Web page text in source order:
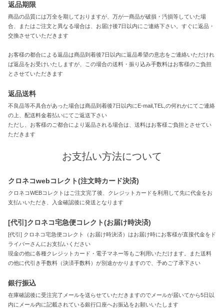
返品期限
商品の品質には万全を期しておりますが、万が一商品が破損・汚損等していた場
合、またはご注文と異なる場合は、お届け後7日以内にご連絡下さい。すぐに返品・
交換させていただきます
お客様の都合による返品は商品到着後7日以内に返品希望の意志をご連絡いただけれ
ば返品をお受けいたしますが、この場合の送料・振り込み手数料はお客様のご負担
とさせていただきます
返品送料
不良品等不具合があった場合は商品到着後7日以内にE-mail,TEL,の何れかにてご連絡
の上、配送料金着払いにてご返送下さい
ただし、お客様のご都合により返品される場合は、送料はお客様ご負担とさせてい
ただきます
お支払い方法について
クロネコwebコレクト(注文時カード決済)
クロネコWEBコレクトはご注文完了後、クレジットカードを利用して先に代金をお
支払いいただき、入金確認後に発送となります
[代引]クロネコ宅急便コレクト(お届け時決済)
[代引] クロネコ宅急便コレクト（お届け時決済）はお届け時にお客様が直接代金をド
ライバーさんにお支払いください
現金の他に各種クレジットカード・電子マネー等もご利用いただけます。また送料
の他に代引き手数料（決済手数料）が別途かかりますので、予めご了承下さい
銀行振込
在庫確認後に受注完了メールを送らせていただきますのでメールが届いてから5日以
内にメール内に記載されている銀行口座へお振込をお願いいたします